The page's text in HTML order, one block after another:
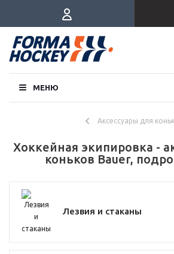
МЕНЮ
Аксессуары для
Хоккейная экипировка -
коньков Bauer,
Лезвия и стаканы